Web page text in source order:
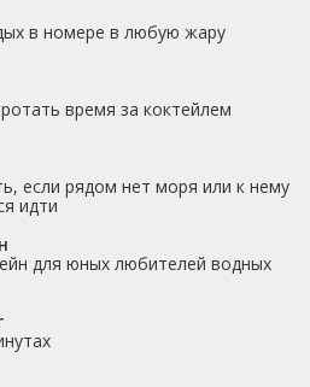
в номере в любую жару
время за коктейлем
если рядом нет моря или к нему
идти
для юных любителей водных